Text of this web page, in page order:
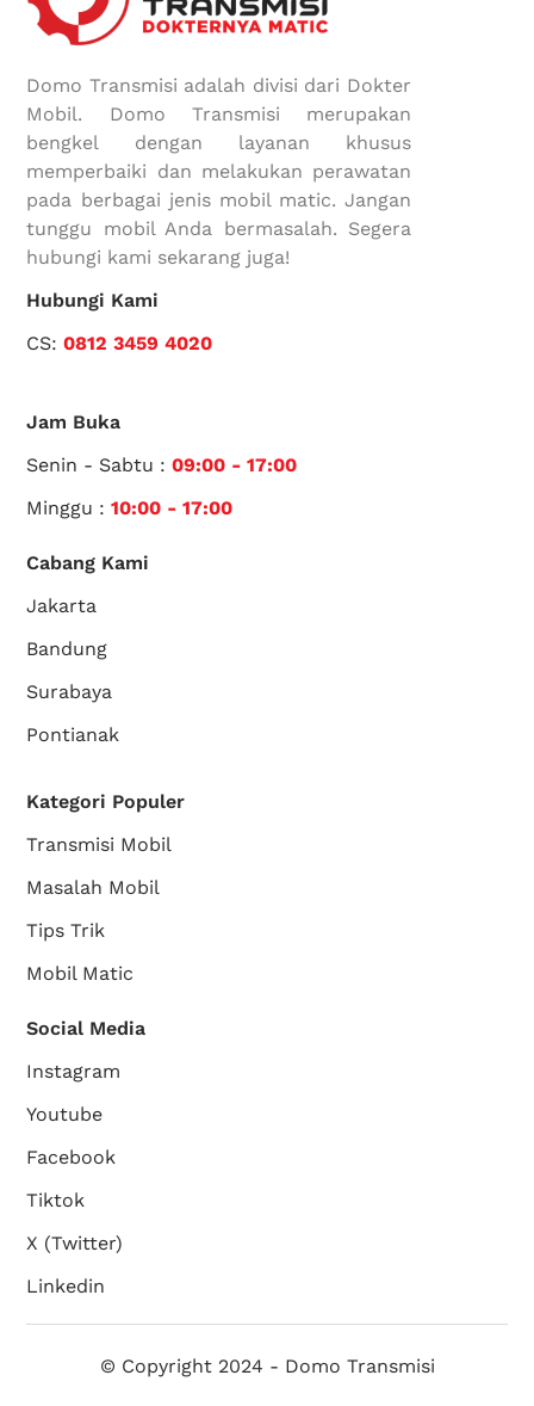
Domo Transmisi adalah divisi dari Dokter
Mobil. Domo Transmisi merupakan
bengkel dengan layanan khusus
memperbaiki dan melakukan perawatan
pada berbagai jenis mobil matic. Jangan
tunggu mobil Anda bermasalah. Segera
hubungi kami sekarang juga!
Hubungi Kami
CS:0812 3459 4020
Jam Buka
Senin - Sabtu :09:00 - 17:00
Minggu :10:00 - 17:00
Cabang Kami
Jakarta
Bandung
Surabaya
Pontianak
Kategori Populer
Transmisi Mobil
Masalah Mobil
Tips Trik
Mobil Matic
Social Media
Instagram
Youtube
Facebook
Tiktok
X (Twitter)
Linkedin
© Copyright 2024 - Domo Transmisi